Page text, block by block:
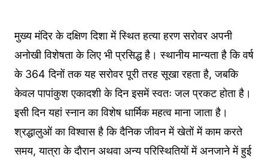
मुख्य मंदिर के दक्षिण दिशा में स्थित हत्या हरण सरोवर अपनी
अनोखी विशेषता के लिए भी प्रसिद्ध है। स्थानीय मान्यता है कि वर्ष
के 364 दिनों तक यह सरोवर पूरी तरह सूखा रहता है, जबकि
केवल पापांकुश एकादशी के दिन इसमें स्वतः जल प्रकट होता है।
इसी दिन यहां स्नान का विशेष धार्मिक महत्व माना जाता है।
श्रद्धालुओं का विश्वास है कि दैनिक जीवन में खेतों में काम करते
समय, यात्रा के दौरान अथवा अन्य परिस्थितियों में अनजाने में हुई